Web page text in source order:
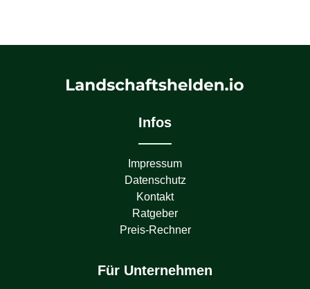
Infos
Impressum
Datenschutz
Kontakt
Ratgeber
Preis-Rechner
Für Unternehmen